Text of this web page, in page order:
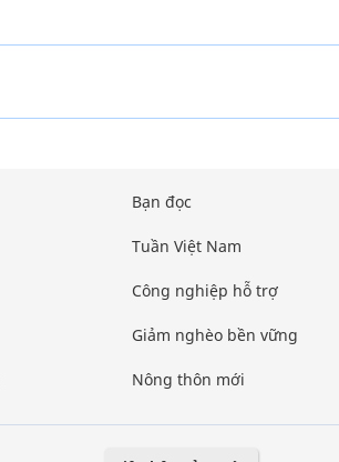
Bạn đọc
Tuần Việt Nam
Công nghiệp hỗ trợ
Giảm nghèo bền vững
Nông thôn mới